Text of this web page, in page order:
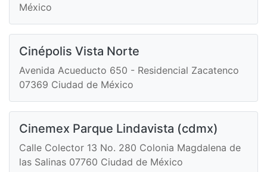
México
Cinépolis Vista Norte
Avenida Acueducto 650 - Residencial Zacatenco
07369 Ciudad de México
Cinemex Parque Lindavista (cdmx)
Calle Colector 13 No. 280 Colonia Magdalena de
las Salinas 07760 Ciudad de México